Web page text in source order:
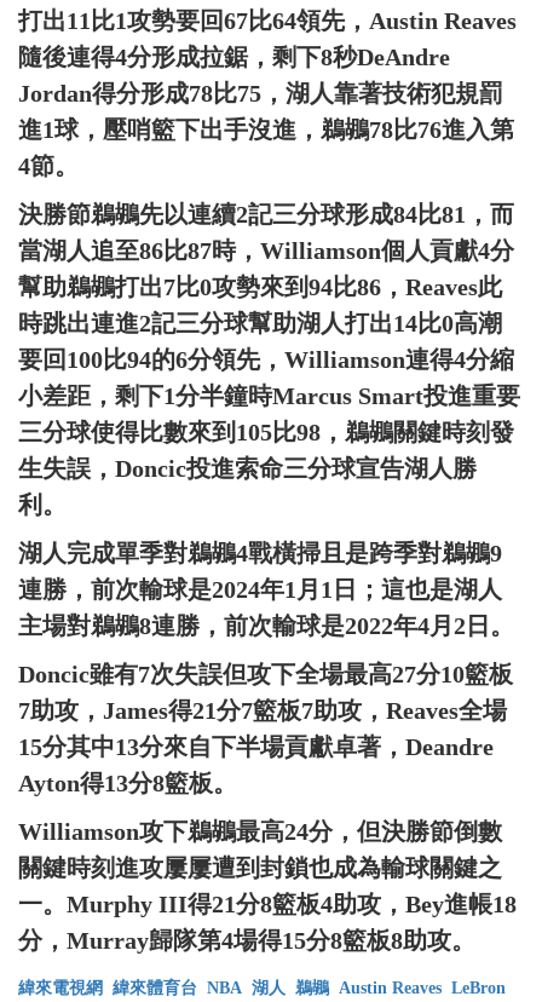
打出11比1攻勢要回67比64領先，Austin Reaves
隨後連得4分形成拉鋸，剩下8秒DeAndre
Jordan得分形成78比75，湖人靠著技術犯規罰
進1球，壓哨籃下出手沒進，鵜鶘78比76進入第
4節。
決勝節鵜鶘先以連續2記三分球形成84比81，而
當湖人追至86比87時，Williamson個人貢獻4分
幫助鵜鶘打出7比0攻勢來到94比86，Reaves此
時跳出連進2記三分球幫助湖人打出14比0高潮
要回100比94的6分領先，Williamson連得4分縮
小差距，剩下1分半鐘時Marcus Smart投進重要
三分球使得比數來到105比98，鵜鶘關鍵時刻發
生失誤，Doncic投進索命三分球宣告湖人勝
利。
湖人完成單季對鵜鶘4戰橫掃且是跨季對鵜鶘9
連勝，前次輸球是2024年1月1日；這也是湖人
主場對鵜鶘8連勝，前次輸球是2022年4月2日。
Doncic雖有7次失誤但攻下全場最高27分10籃板
7助攻，James得21分7籃板7助攻，Reaves全場
15分其中13分來自下半場貢獻卓著，Deandre
Ayton得13分8籃板。
Williamson攻下鵜鶘最高24分，但決勝節倒數
關鍵時刻進攻屢屢遭到封鎖也成為輸球關鍵之
一。Murphy III得21分8籃板4助攻，Bey進帳18
分，Murray歸隊第4場得15分8籃板8助攻。
緯來電視網 緯來體育台 NBA 湖人 鵜鶘 Austin Reaves LeBron